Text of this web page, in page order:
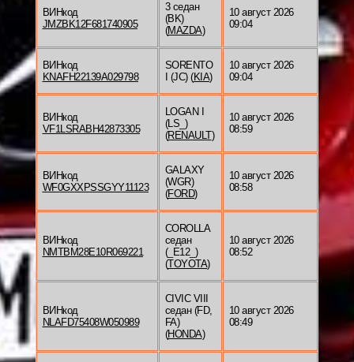
ВИНкод
JMZBK12F681740905
3 седан
(BK)
(MAZDA)
10 август 2026
09:04
ВИНкод
KNAFH22139A029798
SORENTO
I (JC) (KIA)
10 август 2026
09:04
ВИНкод
VF1LSRABH42873305
LOGAN I
(LS_)
(RENAULT)
10 август 2026
08:59
ВИНкод
WF0GXXPSSGYY11123
GALAXY
(WGR)
(FORD)
10 август 2026
08:58
ВИНкод
NMTBM28E10R069221
COROLLA
седан
(_E12_)
(TOYOTA)
10 август 2026
08:52
ВИНкод
NLAFD75408W050989
CIVIC VIII
седан (FD,
FA)
(HONDA)
10 август 2026
08:49